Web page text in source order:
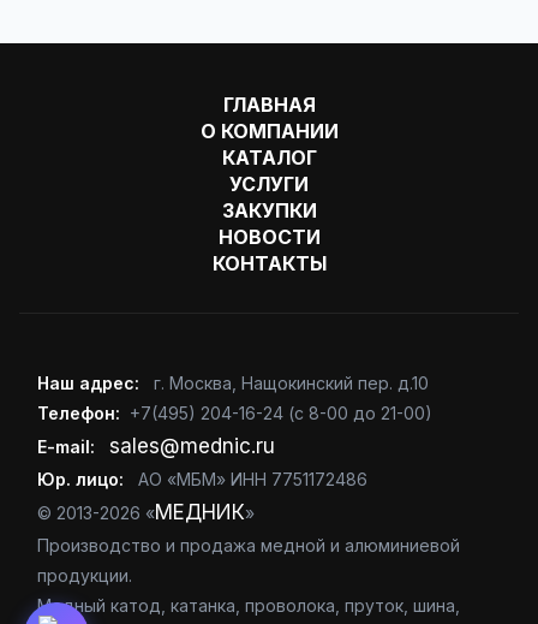
ГЛАВНАЯ
О КОМПАНИИ
КАТАЛОГ
УСЛУГИ
ЗАКУПКИ
НОВОСТИ
КОНТАКТЫ
Наш адрес: г. Москва Нащокинский пер. д.10
Телефон: +7(495) 204-16-24 (с 8-00 до 21-00)
E-mail:
sales@mednic.ru
Юр. лицо:
АО «МБМ» ИНН 7751172486
© 2013-2026 «МЕДНИК»
Производство и продажа медной и алюминиевой
продукции.
Медный катод, катанка, проволока, пруток, шина,